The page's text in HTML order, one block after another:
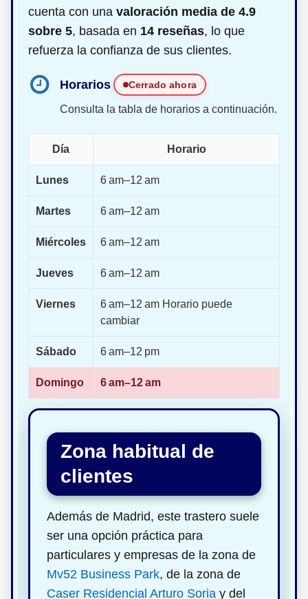
cuenta con una valoración media de 4.9
sobre 5, basada en 14 reseñas, lo que
refuerza la confianza de sus clientes.
Horarios Cerrado ahora
Consulta la tabla de horarios a continuación.
Día Horario
Lunes 6 am–12 am
Martes 6 am–12 am
Miércoles 6 am–12 am
Jueves 6 am–12 am
Viernes
6 am–12 am Horario puede
cambiar
Sábado 6 am–12 pm
Domingo 6 am–12 am
Zona habitual de
clientes
Además de Madrid, este trastero suele
ser una opción práctica para
particulares y empresas de la zona de
Mv52 Business Park, de la zona de
Caser Residencial Arturo Soria y del